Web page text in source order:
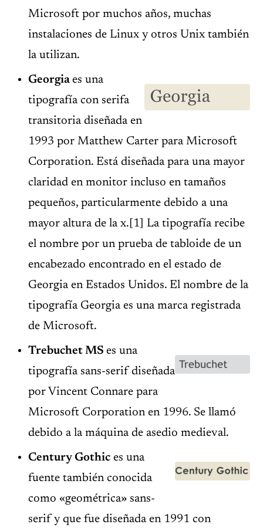
Microsoft por muchos años, muchas
instalaciones de Linux y otros Unix también
la utilizan.
Georgia es una
tipografía con serifa
transitoria diseñada en
1993 por Matthew Carter para Microsoft
Corporation. Está diseñada para una mayor
claridad en monitor incluso en tamaños
pequeños, particularmente debido a una
mayor altura de la x.[1] La tipografía recibe
el nombre por un prueba de tabloide de un
encabezado encontrado en el estado de
Georgia en Estados Unidos. El nombre de la
tipografía Georgia es una marca registrada
de Microsoft.
Trebuchet MS es una
tipografía sans-serif diseñada
por Vincent Connare para
Microsoft Corporation en 1996. Se llamó
debido a la máquina de asedio medieval.
Century Gothic es una
fuente también conocida
como «geométrica» sans-
serif y que fue diseñada en 1991 con